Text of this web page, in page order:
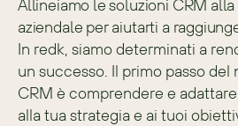
Allineiamo le soluzioni CRM
aziendale per aiutarti a
In redk, siamo determinati a
un successo. Il primo passo
CRM è comprendere e
alla tua strategia e ai tuoi